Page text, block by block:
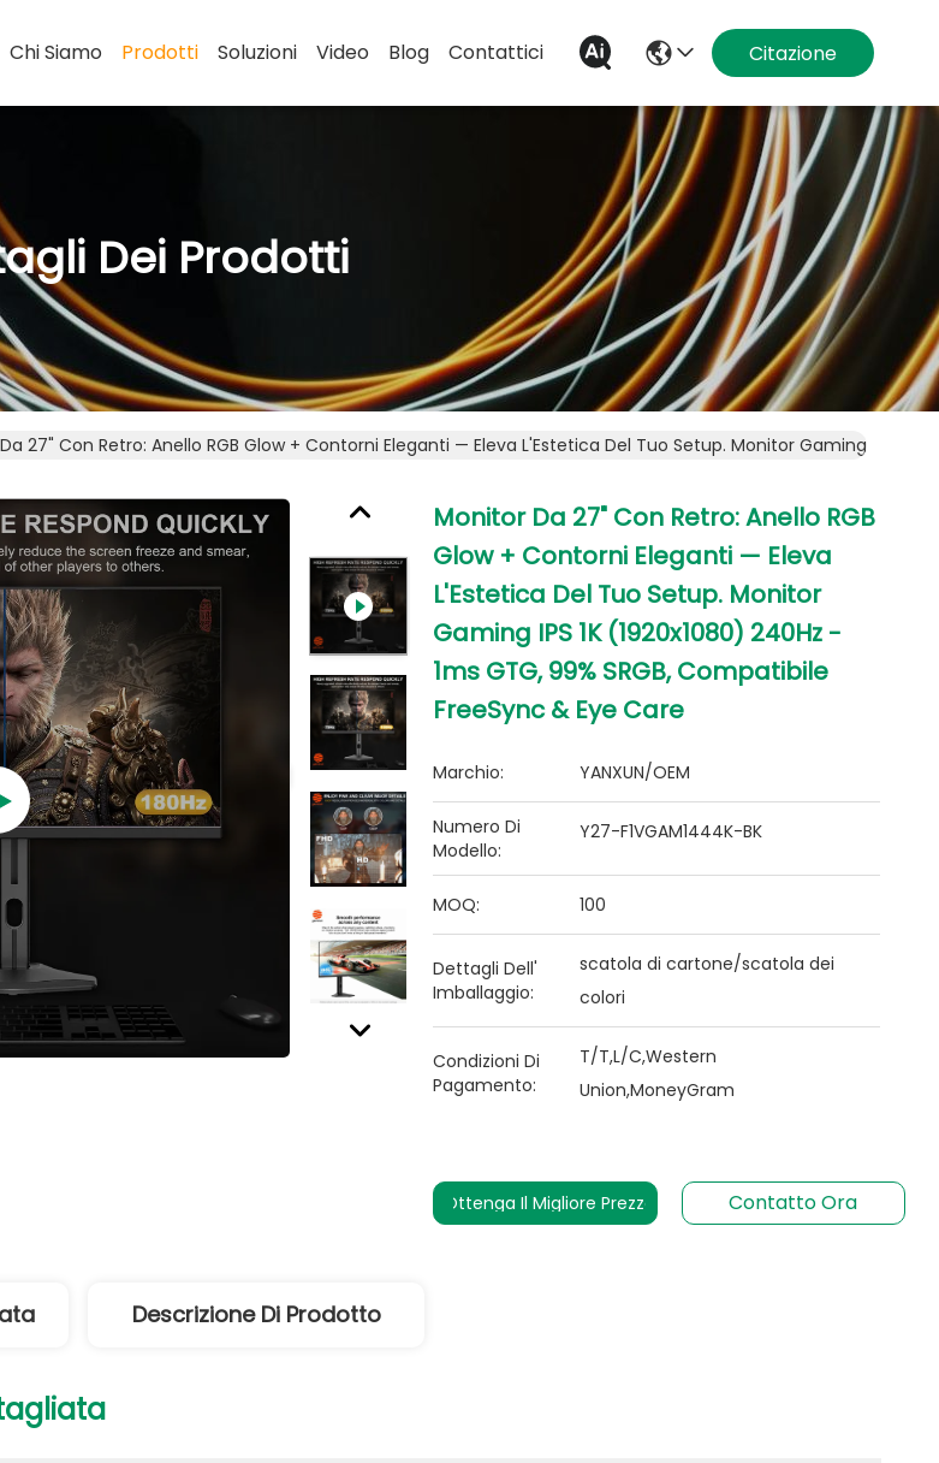
Chi Siamo Prodotti Soluzioni Video Blog Contattici Citazione
Dei Prodotti
27" Con Retro: Anello RGB Glow + Contorni Eleganti — Eleva L'Estetica Del Tuo Setup. Monitor Gaming IPS 1K
Monitor Da 27" Con Retro: Anello RGB
Glow + Contorni Eleganti — Eleva
L'Estetica Del Tuo Setup. Monitor
Gaming IPS 1K (1920x1080) 240Hz -
1ms GTG, 99% SRGB, Compatibile
FreeSync & Eye Care
Marchio: YANXUN/OEM
Numero Di
Modello:
Y27-F1VGAM1444K-BK
MOQ: 100
Dettagli Dell'
Imballaggio:
scatola di cartone/scatola dei
colori
Condizioni Di
Pagamento:
T/T,L/C,Western
Union,MoneyGram
Ottenga Il Migliore Prezzo Contatto Ora
Descrizione Di Prodotto